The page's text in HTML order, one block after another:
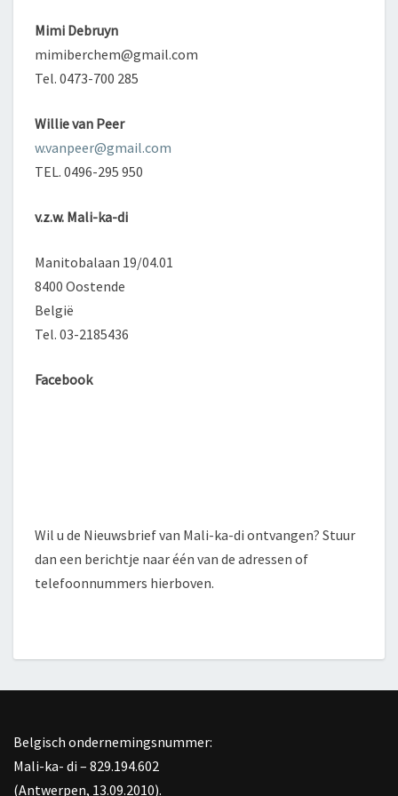
Mimi Debruyn
mimiberchem@gmail.com
Tel. 0473-700 285
Willie van Peer
w.vanpeer@gmail.com
TEL. 0496-295 950
v.z.w. Mali-ka-di
Manitobalaan 19/04.01
8400 Oostende
België
Tel. 03-2185436
Facebook
Wil u de Nieuwsbrief van Mali-ka-di ontvangen? Stuur
dan een berichtje naar één van de adressen of
telefoonnummers hierboven.
Belgisch ondernemingsnummer:
Mali-ka- di – 829.194.602
(Antwerpen, 13.09.2010).